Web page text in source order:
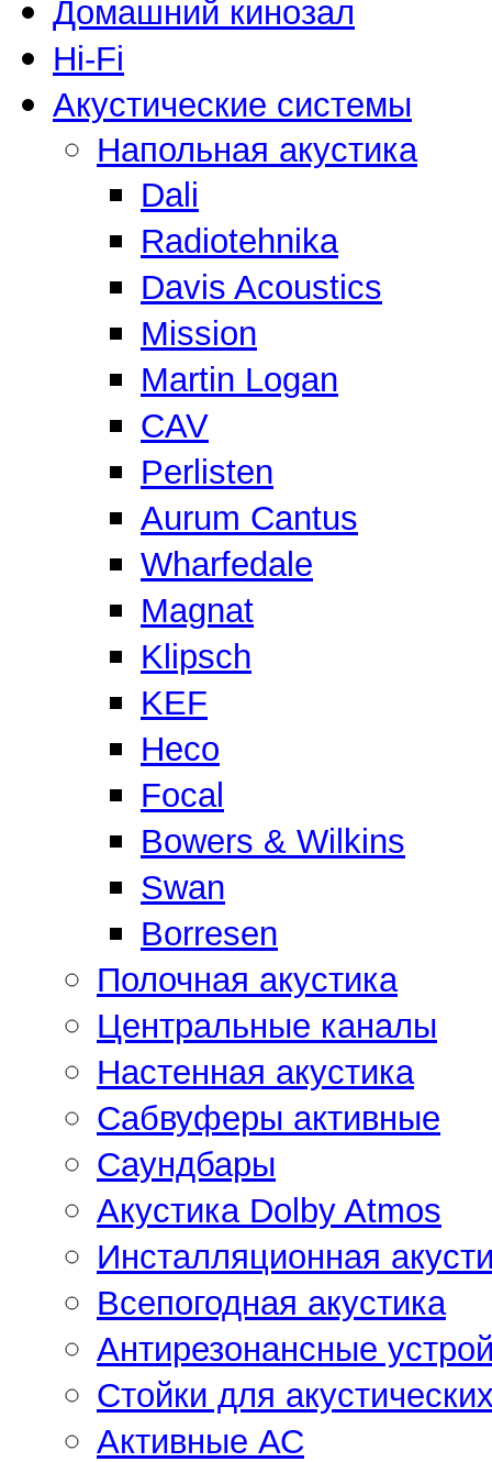
Домашний кинозал
Hi-Fi
Акустические системы
Напольная акустика
Dali
Radiotehnika
Davis Acoustics
Mission
Martin Logan
CAV
Perlisten
Aurum Cantus
Wharfedale
Magnat
Klipsch
KEF
Heco
Focal
Bowers & Wilkins
Swan
Borresen
Полочная акустика
Центральные каналы
Настенная акустика
Сабвуферы активные
Саундбары
Акустика Dolby Atmos
Инсталляционная
Всепогодная акустика
Антирезонансные
Стойки для
Активные АС